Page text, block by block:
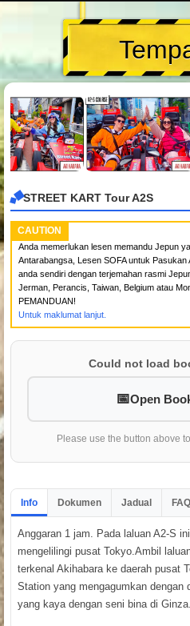
STREET KART Tour A2S
CAUTION
Anda memerlukan lesen memandu Jepun
Antarabangsa, Lesen SOFA untuk
anda sendiri dengan terjemahan rasmi
Jerman, Perancis, Taiwan, Belgium atau
PEMANDUAN!
Untuk maklumat lanjut.
Could not load
Open
Please use the button above
Info Dokumen Jadual FAQ
Anggaran 1 jam. Pada laluan A2-S
mengelilingi pusat Tokyo.Ambil
terkenal Akihabara ke daerah pusat
Station yang mengagumkan dengan
yang kaya dengan seni bina di Ginza.